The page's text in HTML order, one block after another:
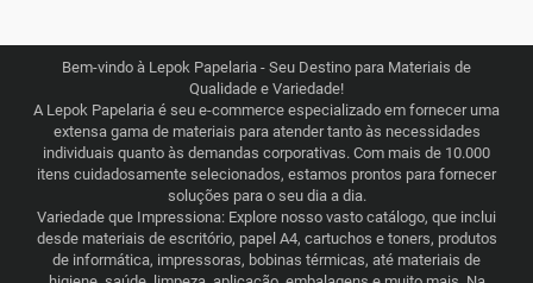
Bem-vindo à Lepok Papelaria - Seu Destino para Materiais de
Qualidade e Variedade!
A Lepok Papelaria é seu e-commerce especializado em fornecer uma
extensa gama de materiais para atender tanto às necessidades
individuais quanto às demandas corporativas. Com mais de 10.000
itens cuidadosamente selecionados, estamos prontos para fornecer
soluções para o seu dia a dia.
Variedade que Impressiona: Explore nosso vasto catálogo, que inclui
desde materiais de escritório, papel A4, cartuchos e toners, produtos
de informática, impressoras, bobinas térmicas, até materiais de